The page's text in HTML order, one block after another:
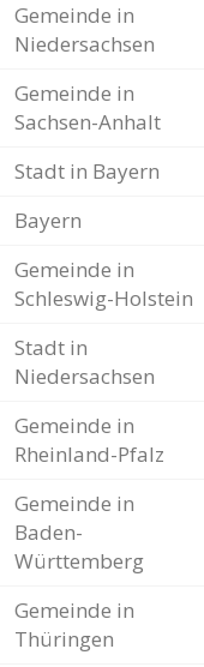
Gemeinde in
Niedersachsen
Gemeinde in
Sachsen-Anhalt
Stadt in Bayern
Bayern
Gemeinde in
Schleswig-Holstein
Stadt in
Niedersachsen
Gemeinde in
Rheinland-Pfalz
Gemeinde in
Baden-
Württemberg
Gemeinde in
Thüringen